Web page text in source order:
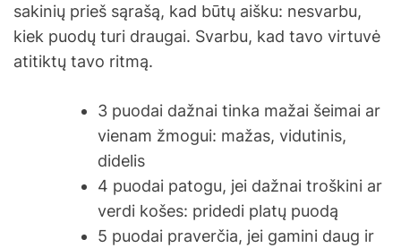
sakinių prieš sąrašą, kad būtų aišku: nesvarbu,
kiek puodų turi draugai. Svarbu, kad tavo virtuvė
atitiktų tavo ritmą.
3 puodai dažnai tinka mažai šeimai ar
vienam žmogui: mažas, vidutinis,
didelis
4 puodai patogu, jei dažnai troškini ar
verdi košes: pridedi platų puodą
5 puodai praverčia, jei gamini daug ir